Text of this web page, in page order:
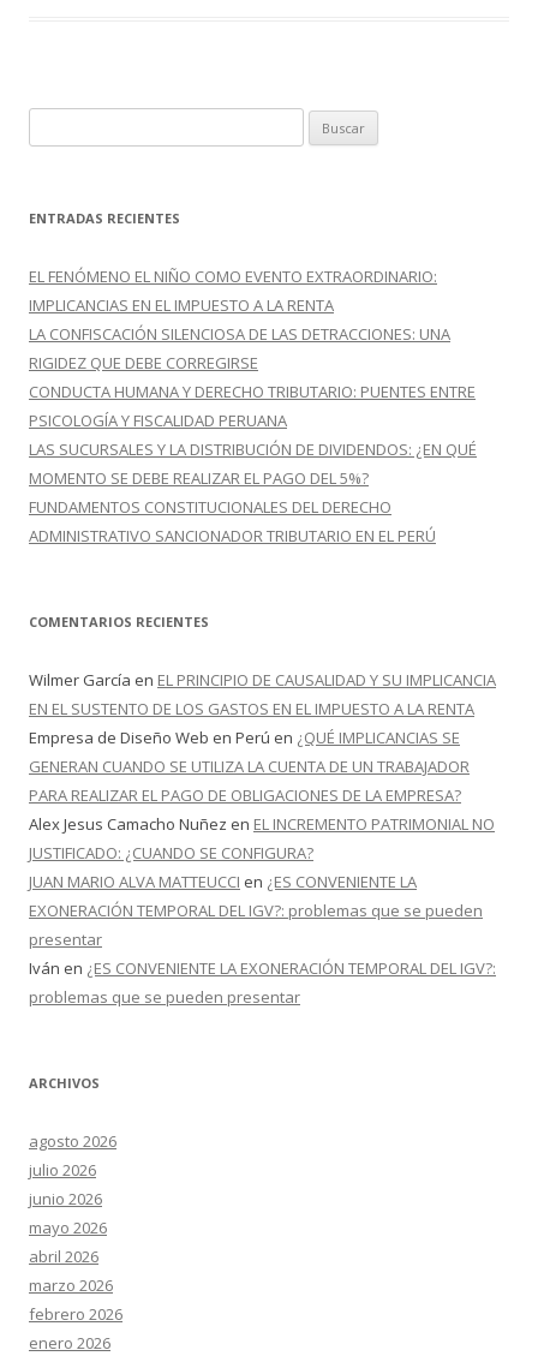
u
c
r
:
ENTRADAS RECIENTES
EL FENÓMENO EL NIÑO COMO EVENTO EXTRAORDINARIO:
IMPLICANCIAS EN EL IMPUESTO A LA RENTA
LA CONFISCACIÓN SILENCIOSA DE LAS DETRACCIONES: UNA
RIGIDEZ QUE DEBE CORREGIRSE
CONDUCTA HUMANA Y DERECHO TRIBUTARIO: PUENTES ENTRE
PSICOLOGÍA Y FISCALIDAD PERUANA
LAS SUCURSALES Y LA DISTRIBUCIÓN DE DIVIDENDOS: ¿EN QUÉ
MOMENTO SE DEBE REALIZAR EL PAGO DEL 5%?
FUNDAMENTOS CONSTITUCIONALES DEL DERECHO
ADMINISTRATIVO SANCIONADOR TRIBUTARIO EN EL PERÚ
COMENTARIOS RECIENTES
Wilmer García en EL PRINCIPIO DE CAUSALIDAD Y SU IMPLICANCIA
EN EL SUSTENTO DE LOS GASTOS EN EL IMPUESTO A LA RENTA
Empresa de Diseño Web en Perú en ¿QUÉ IMPLICANCIAS SE
GENERAN CUANDO SE UTILIZA LA CUENTA DE UN TRABAJADOR
PARA REALIZAR EL PAGO DE OBLIGACIONES DE LA EMPRESA?
Alex Jesus Camacho Nuñez en EL INCREMENTO PATRIMONIAL NO
JUSTIFICADO: ¿CUANDO SE CONFIGURA?
JUAN MARIO ALVA MATTEUCCI en ¿ES CONVENIENTE LA
EXONERACIÓN TEMPORAL DEL IGV?: problemas que se pueden
presentar
Iván en ¿ES CONVENIENTE LA EXONERACIÓN TEMPORAL DEL IGV?:
problemas que se pueden presentar
ARCHIVOS
agosto 2026
julio 2026
junio 2026
mayo 2026
abril 2026
marzo 2026
febrero 2026
enero 2026